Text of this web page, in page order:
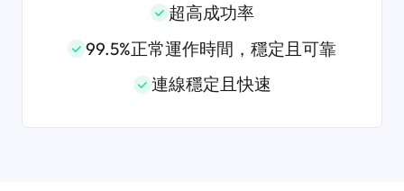
超高成功率
99.5%正常運作時間，穩定且可靠
連線穩定且快速